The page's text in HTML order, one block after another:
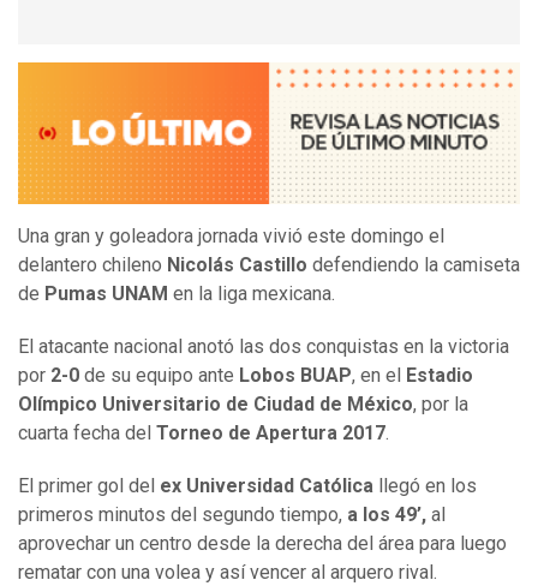
Una gran y goleadora jornada vivió este domingo el
delantero chileno Nicolás Castillo defendiendo la camiseta
de Pumas UNAM en la liga mexicana.
El atacante nacional anotó las dos conquistas en la victoria
por 2-0 de su equipo ante Lobos BUAP, en el
Estadio
Olímpico Universitario de Ciudad de México, por la
cuarta fecha del Torneo de Apertura 2017.
El primer gol del ex Universidad Católica llegó en los
primeros minutos del segundo tiempo, a los 49’, al
aprovechar un centro desde la derecha del área para luego
rematar con una volea y así vencer al arquero rival.